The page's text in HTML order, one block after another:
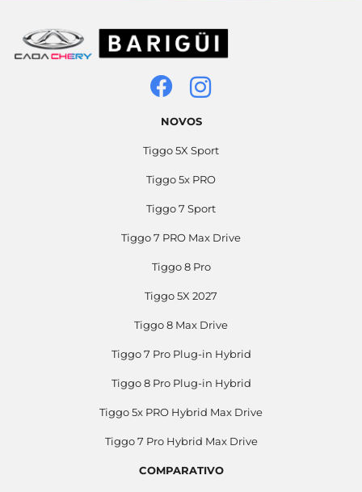
NOVOS
Tiggo 5X Sport
Tiggo 5x PRO
Tiggo 7 Sport
Tiggo 7 PRO Max Drive
Tiggo 8 Pro
Tiggo 5X 2027
Tiggo 8 Max Drive
Tiggo 7 Pro Plug-in Hybrid
Tiggo 8 Pro Plug-in Hybrid
Tiggo 5x PRO Hybrid Max Drive
Tiggo 7 Pro Hybrid Max Drive
COMPARATIVO